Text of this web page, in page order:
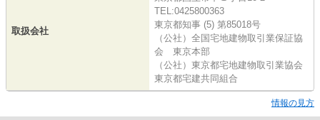
取扱会社
TEL:0425800363
東京都知事 (5) 第85018号
（公社）全国宅地建物取引業保証協
会 東京本部
（公社）東京都宅地建物取引業協会
東京都宅建共同組合
情報の見方